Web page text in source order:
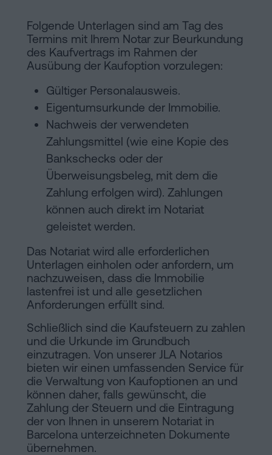
Folgende Unterlagen sind am Tag des
Termins mit Ihrem Notar zur Beurkundung
des Kaufvertrags im Rahmen der
Ausübung der Kaufoption vorzulegen:
Gültiger Personalausweis.
Eigentumsurkunde der Immobilie.
Nachweis der verwendeten
Zahlungsmittel (wie eine Kopie des
Bankschecks oder der
Überweisungsbeleg, mit dem die
Zahlung erfolgen wird). Zahlungen
können auch direkt im Notariat
geleistet werden.
Das Notariat wird alle erforderlichen
Unterlagen einholen oder anfordern, um
nachzuweisen, dass die Immobilie
lastenfrei ist und alle gesetzlichen
Anforderungen erfüllt sind.
Schließlich sind die Kaufsteuern zu zahlen
und die Urkunde im Grundbuch
einzutragen. Von unserer JLA Notarios
bieten wir einen umfassenden Service für
die Verwaltung von Kaufoptionen an und
können daher, falls gewünscht, die
Zahlung der Steuern und die Eintragung
der von Ihnen in unserem Notariat in
Barcelona unterzeichneten Dokumente
übernehmen.